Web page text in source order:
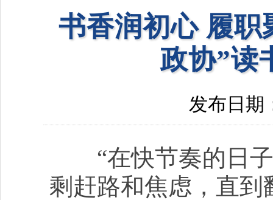
书香润初心 履
政协”读
发布日期
“在快节奏的日子
剩赶路和焦虑，直